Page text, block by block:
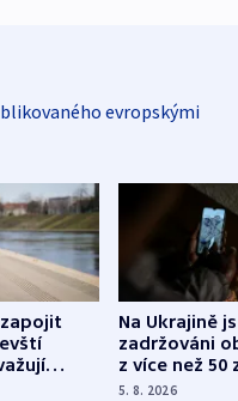
evropskými
zapojit
Na Ukrajině
zadržováni
z více než 50
Bojovali na
5. 8. 2026